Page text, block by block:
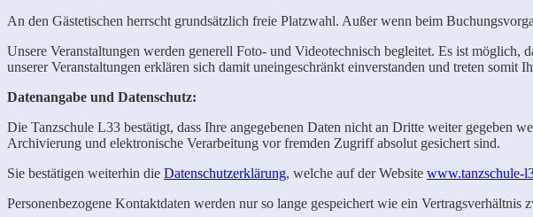
An den Gästetischen herrscht grundsätzlich freie Platzwahl. Außer wenn beim
Unsere Veranstaltungen werden generell Foto- und Videotechnisch begleitet. Es ist
unserer Veranstaltungen erklären sich damit uneingeschränkt einverstanden und treten
Datenangabe und Datenschutz:
Die Tanzschule L33 bestätigt, dass Ihre angegebenen Daten nicht an Dritte weiter gegeben
Archivierung und elektronische Verarbeitung vor fremden Zugriff absolut gesichert sind.
Sie bestätigen weiterhin die Datenschutzerklärung, welche auf der Website www.tanzschule-
Personenbezogene Kontaktdaten werden nur so lange gespeichert wie ein Vertragsverhältnis